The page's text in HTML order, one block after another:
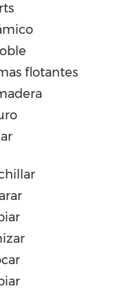
flotantes